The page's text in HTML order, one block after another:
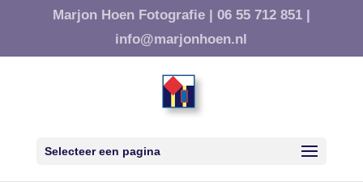
Marjon Hoen Fotografie | 06 55 712 851 |
info@marjonhoen.nl
Selecteer een pagina